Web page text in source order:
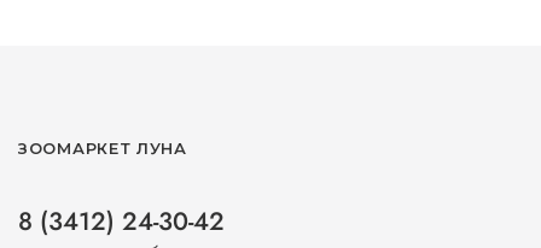
ЗООМАРКЕТ ЛУНА
8 (3412) 24-30-42